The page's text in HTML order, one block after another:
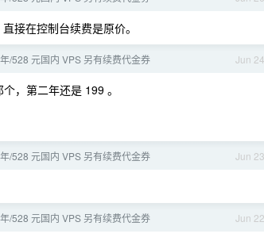
接在控制台续费是原价。
Jun 24
/528 元国内 VPS 另有续费代金券
，第二年还是 199 。
Jun 23
/528 元国内 VPS 另有续费代金券
Jun 22
/528 元国内 VPS 另有续费代金券